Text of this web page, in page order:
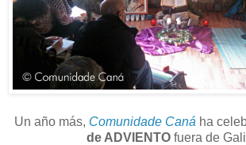
Un año más, Comunidade Caná ha
de ADVIENTO fuera de